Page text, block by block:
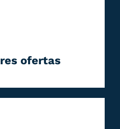
ofertas